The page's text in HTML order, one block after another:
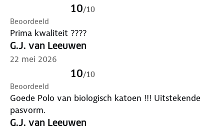
10/10
Beoordeeld
Prima kwaliteit ????
G.J. van Leeuwen
22 mei 2026
10/10
Beoordeeld
Goede Polo van biologisch katoen !!! Uitstekende
pasvorm.
G.J. van Leeuwen